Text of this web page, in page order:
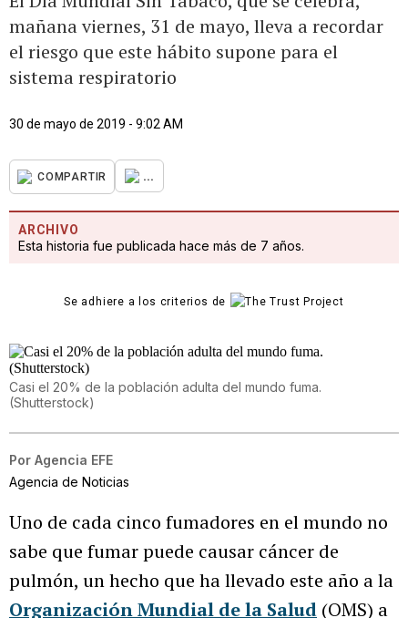
mañana viernes, 31 de mayo, lleva a recordar
el riesgo que este hábito supone para el
sistema respiratorio
30 de mayo de 2019 - 9:02 AM
COMPARTIR ...
ARCHIVO
Esta historia fue publicada hace más de 7 años.
Se adhiere a los criterios de
Casi el 20% de la población adulta del mundo fuma.
(Shutterstock)
Por Agencia EFE
Agencia de Noticias
Uno de cada cinco fumadores en el mundo no
sabe que fumar puede causar cáncer de
pulmón, un hecho que ha llevado este año a la
Organización Mundial de la Salud (OMS) a